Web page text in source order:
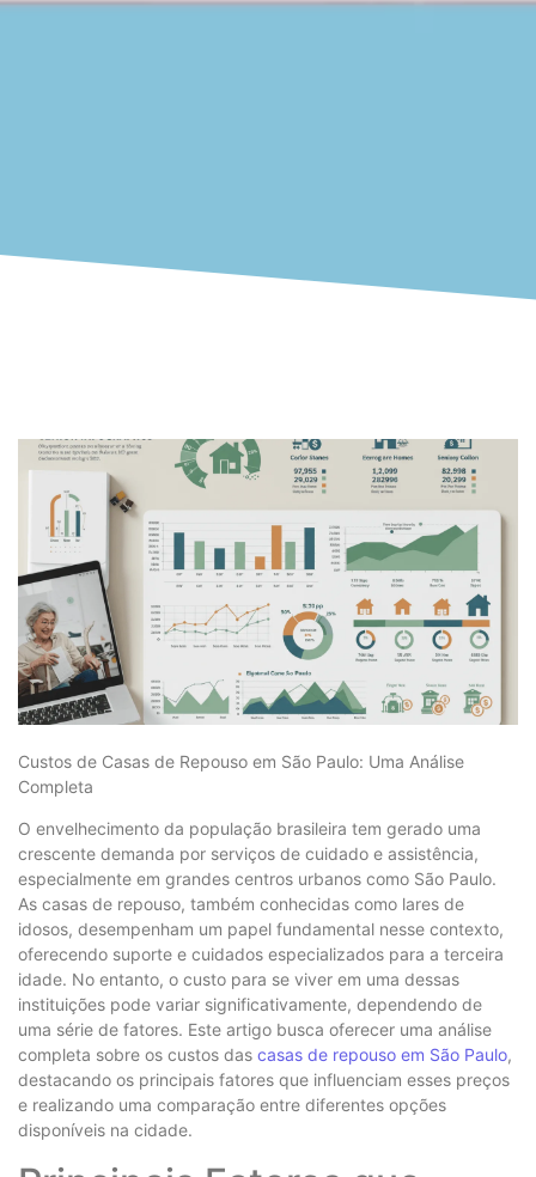
Custos de Casas de Repouso em São Paulo: Uma Análise
Completa
O envelhecimento da população brasileira tem gerado uma
crescente demanda por serviços de cuidado e assistência,
especialmente em grandes centros urbanos como São Paulo.
As casas de repouso, também conhecidas como lares de
idosos, desempenham um papel fundamental nesse contexto,
oferecendo suporte e cuidados especializados para a terceira
idade. No entanto, o custo para se viver em uma dessas
instituições pode variar significativamente, dependendo de
uma série de fatores. Este artigo busca oferecer uma análise
completa sobre os custos das casas de repouso em São Paulo,
destacando os principais fatores que influenciam esses preços
e realizando uma comparação entre diferentes opções
disponíveis na cidade.